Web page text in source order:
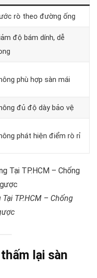
rò theo đường ống
độ bám dính, dễ
phù hợp sàn mái
đủ độ dày bảo vệ
phát hiện điểm rò rỉ
TP.HCM – Chống
lại sàn